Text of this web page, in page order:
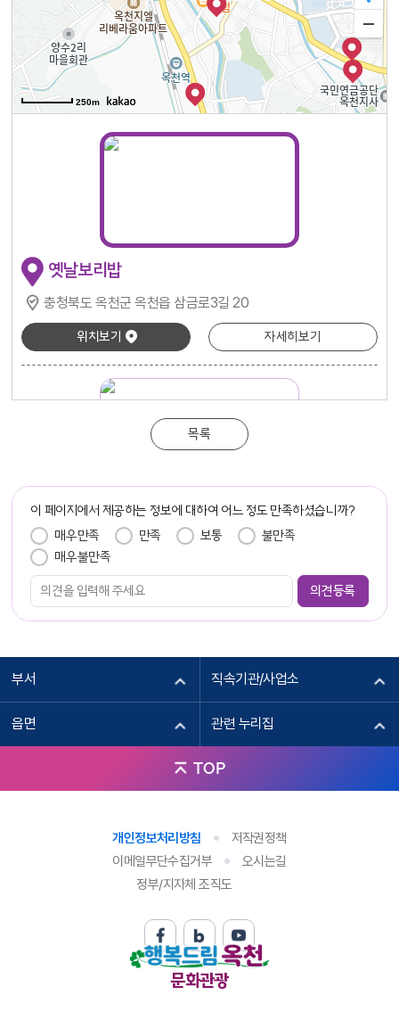
250m
옛날보리밥
충청북도 옥천군 옥천읍 삼금로3길 20
위치보기
자세히보기
2 옥천올갱이
충청북도 옥천군 옥천읍 중앙로 17-22
위치보기
자세히보기
옥천읍 삼양로7길 3-1
위치보기
자세히보기
목록
이 페이지에서 제공하는 정보에 대하여 어느 정도 만족하셨습니까?
매우만족 만족 보통
불만족
매우불만족
부서 직속기관/사업소
읍면 관련 누리집
TOP
문화관광
개인정보처리방침
저작권정책
이메일무단수집거부
오시는길
정부/지자체 조직도